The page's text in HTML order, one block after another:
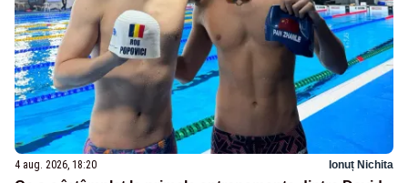
4 aug. 2026, 18:20 Ionuț Nichita